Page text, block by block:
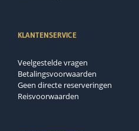
KLANTENSERVICE
Veelgestelde vragen
Betalingsvoorwaarden
Geen directe reserveringen
Reisvoorwaarden